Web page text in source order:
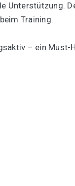
Unterstützung.
Training.
– ein Must-